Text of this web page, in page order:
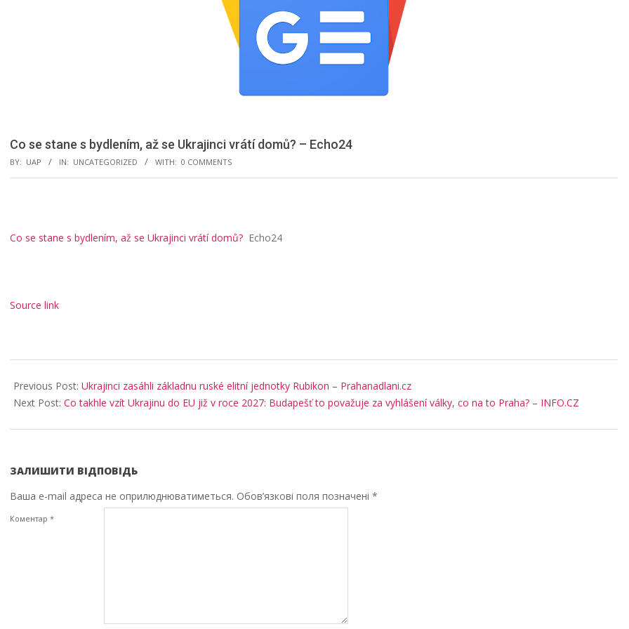
Co se stane s bydlením, až se Ukrajinci vrátí domů? – Echo24
BY: UAP IN: UNCATEGORIZED WITH: 0 COMMENTS
Co se stane s bydlením, až se Ukrajinci vrátí domů? Echo24
Source link
03-
19
Previous Post: Ukrajinci zasáhli základnu ruské elitní jednotky Rubikon – Prahanadlani.cz
Next Post: Co takhle vzít Ukrajinu do EU již v roce 2027: Budapešť to považuje za vyhlášení války, co na to Praha? – INFO.CZ
ЗАЛИШИТИ ВІДПОВІДЬ
Ваша e-mail адреса не оприлюднюватиметься. Обов’язкові поля позначені *
Коментар *